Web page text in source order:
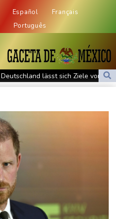
Español
Français
Português
lässt sich Ziele von der
bestätigt
will Vierjahressperre für Ansah
Erdogan zu Dreiergipfel in Saudi-
zeigt sich widerstandsfähig -
Halbjahr im Umlauf